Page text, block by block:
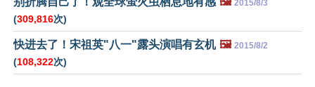
2015/8/3
(309,816次)
快进去了！宋祖英"八一"露头演唱有玄机 🖼️ 2015/8/2
(108,322次)